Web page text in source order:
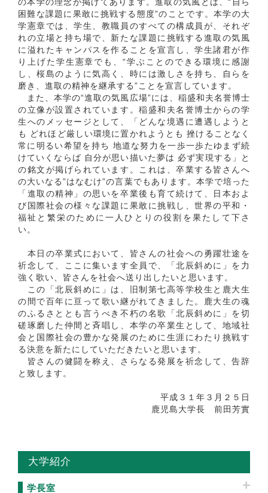
困難な課題に果敢に挑戦する態度”のことです。本学の大
学憲章では、学生、教職員のすべての構成員が、それぞ
れの立場と持ち場で、新たな課題に挑戦する進取の気風
に溢れたキャンパスを作ることを宣言し、学生諸君が作
り上げた学生憲章でも、“学ぶことのできる環境に感謝
し、桜島のように気高く、時には激しさを持ち、自らを
磨き、進取の精神を継承する”ことを宣言しています。
また、本学の“進取の気風広場”には、稲盛和夫名誉博士
の立像が設置されています。稲盛和夫名誉博士からの学
生へのメッセージとして、「どんな境遇に遭遇しようと
も どれほど厳しい環境に置かれようとも 挫けることなく
常に明るい希望を持ち 地道な努力を一歩一歩たゆまず続
けていくならば 自分が思い描いた夢は 必ず実現する」と
の銘文が掲げられています。これは、卒業する皆さんへ
の大いなる”はなむけ”の言葉でもあります。本学で培った
「進取の精神」の思いを卒業後も育て続けて、日本およ
び国際社会の様々な課題に果敢に挑戦し、世界の平和・
福祉と繁栄のために一人ひとりの役割を果たして下さ
い。
本日の卒業式において、皆さんの社会への勇躍壮途を
祈念して、ここに集います全員で、「北辰斜めに」を力
強く歌い、皆さんを社会へ送り出したいと思います。
この「北辰斜めに」は、旧制第七高等学校生と鹿大生
の間で百年に亘って歌い継がれてきました。鹿大生の魂
のふるさととも言うべき不朽の名歌「北辰斜めに」を切
磋琢磨した仲間と斉唱し、本学の卒業生として、地域社
会と国際社会の豊かな発展のために生涯にわたり挑戦す
る決意を新たにしていただきたいと思います。
皆さんの健闘を称え、さらなる発展を祈念して、告辞
と致します。
平成３１年３月２５日
鹿児島大学長 前田芳實
大学紹介
学長室